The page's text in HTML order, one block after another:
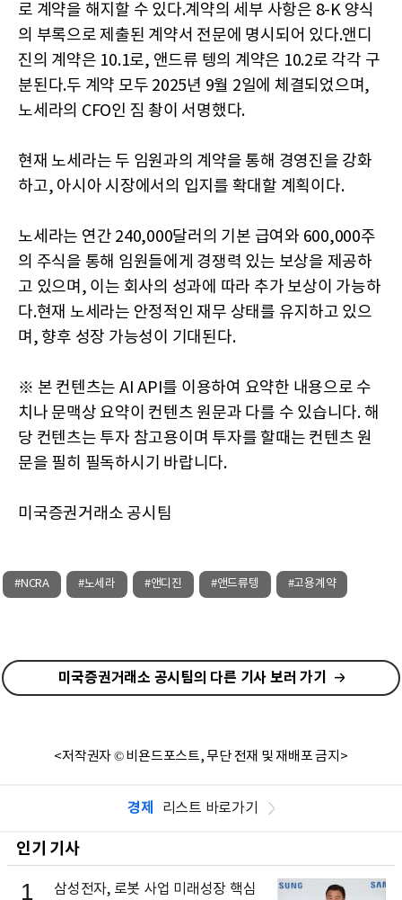
로 계약을 해지할 수 있다.계약의 세부 사항은 8-K 양식
의 부록으로 제출된 계약서 전문에 명시되어 있다.앤디
진의 계약은 10.1로, 앤드류 텡의 계약은 10.2로 각각 구
분된다.두 계약 모두 2025년 9월 2일에 체결되었으며,
노세라의 CFO인 짐 촹이 서명했다.
현재 노세라는 두 임원과의 계약을 통해 경영진을 강화
하고, 아시아 시장에서의 입지를 확대할 계획이다.
노세라는 연간 240,000달러의 기본 급여와 600,000주
의 주식을 통해 임원들에게 경쟁력 있는 보상을 제공하
고 있으며, 이는 회사의 성과에 따라 추가 보상이 가능하
다.현재 노세라는 안정적인 재무 상태를 유지하고 있으
며, 향후 성장 가능성이 기대된다.
※ 본 컨텐츠는 AI API를 이용하여 요약한 내용으로 수
치나 문맥상 요약이 컨텐츠 원문과 다를 수 있습니다. 해
당 컨텐츠는 투자 참고용이며 투자를 할때는 컨텐츠 원
문을 필히 필독하시기 바랍니다.
미국증권거래소 공시팀
#NCRA #노세라 #앤디진 #앤드류텡 #고용계약
미국증권거래소 공시팀의 다른 기사 보러 가기
<저작권자 © 비욘드포스트, 무단 전재 및 재배포 금지>
경제 리스트 바로가기
인기 기사
1 삼성전자, 로봇 사업 미래성장 핵심